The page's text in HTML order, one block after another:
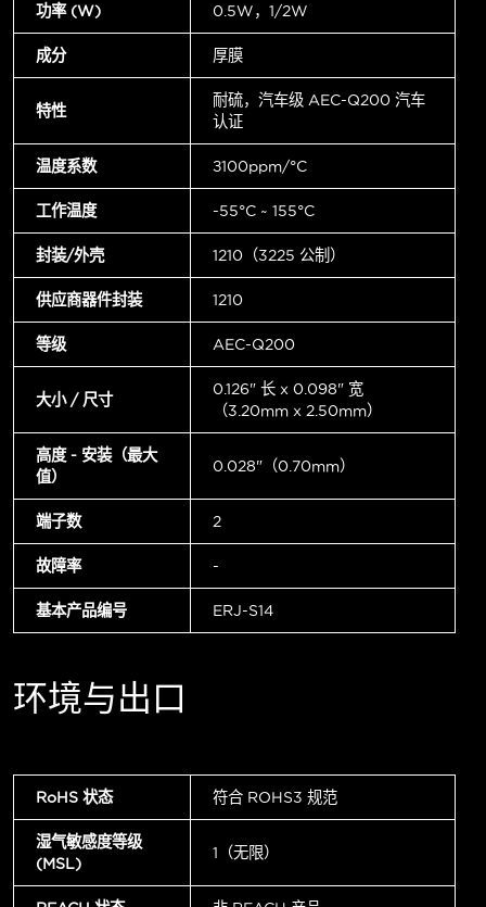
功率 (W) 0.5W，1/2W
成分 厚膜
特性
耐硫，汽车级 AEC-Q200 汽车
认证
温度系数 ±100ppm/°C
工作温度 -55°C ~ 155°C
封装/外壳 1210（3225 公制）
供应商器件封装 1210
等级 AEC-Q200
大小 / 尺寸
0.126" 长 x 0.098" 宽
（3.20mm x 2.50mm）
高度 - 安装（最大
值）
0.028"（0.70mm）
端子数 2
故障率 -
基本产品编号 ERJ-S14
环境与出口
RoHS 状态 符合 ROHS3 规范
湿气敏感度等级
(MSL)
1（无限）